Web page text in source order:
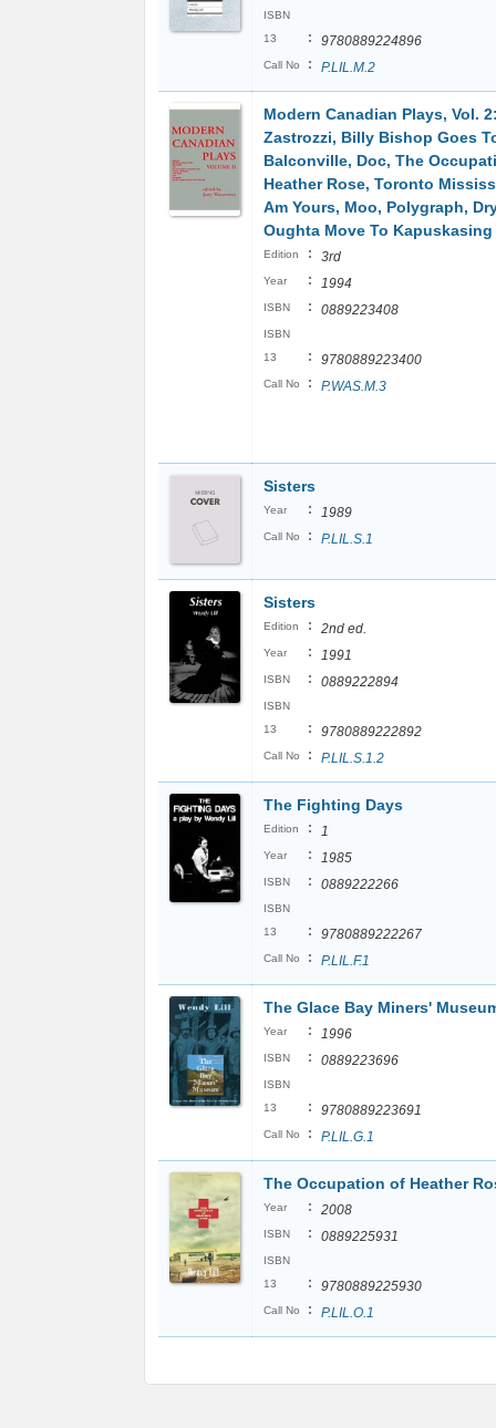
ISBN
13
: 9780889224896
Call No : P.LIL.M.2
Modern Canadian Plays, Vol.
Zastrozzi, Billy Bishop Goes
Balconville, Doc, The
Heather Rose, Toronto
Am Yours, Moo, Polygraph,
Oughta Move To Kapuskasing
Edition : 3rd
Year : 1994
ISBN : 0889223408
ISBN
13
: 9780889223400
Call No : P.WAS.M.3
Sisters
Year : 1989
Call No : P.LIL.S.1
Sisters
Edition : 2nd ed.
Year : 1991
ISBN : 0889222894
ISBN
13
: 9780889222892
Call No : P.LIL.S.1.2
The Fighting Days
Edition : 1
Year : 1985
ISBN : 0889222266
ISBN
13
: 9780889222267
Call No : P.LIL.F.1
The Glace Bay Miners'
Year : 1996
ISBN : 0889223696
ISBN
13
: 9780889223691
Call No : P.LIL.G.1
The Occupation of Heather
Year : 2008
ISBN : 0889225931
ISBN
13
: 9780889225930
Call No : P.LIL.O.1